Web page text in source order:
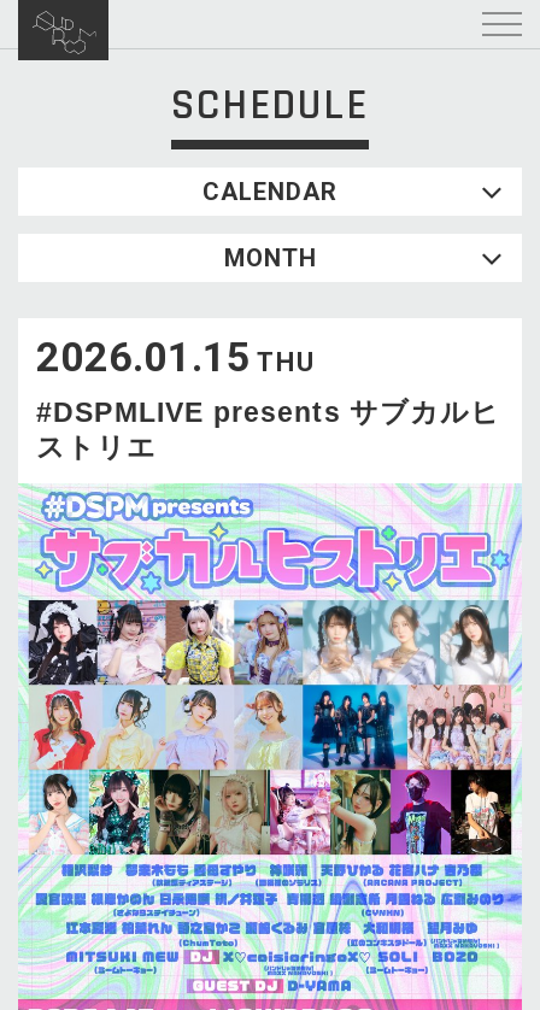
SCHEDULE
CALENDAR
WED
2
3 4 5
16
17 18 19 20 21
22
23
24
30
31
MONTH
2026.01.15 THU
#DSPMLIVE presents サブカルヒ
ストリエ